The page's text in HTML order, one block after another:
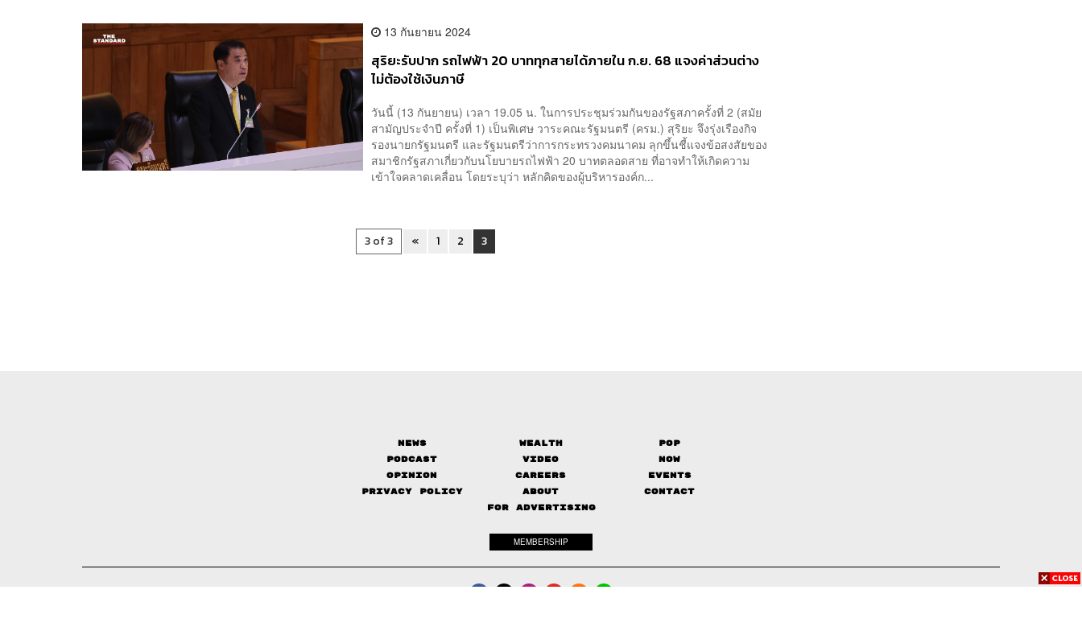
13 กันยายน 2024
สุริยะรับปาก รถไฟฟ้า 20 บาททุกสายได้ภายใน ก.ย. 68 แจงค่าส่วนต่าง
ไม่ต้องใช้เงินภาษี
วันนี้ (13 กันยายน) เวลา 19.05 น. ในการประชุมร่วมกันของรัฐสภาครั้งที่ 2 (สมัย
สามัญประจำปี ครั้งที่ 1) เป็นพิเศษ วาระคณะรัฐมนตรี (ครม.) สุริยะ จึงรุ่งเรืองกิจ
รองนายกรัฐมนตรี และรัฐมนตรีว่าการกระทรวงคมนาคม ลุกขึ้นชี้แจงข้อสงสัยของ
สมาชิกรัฐสภาเกี่ยวกับนโยบายรถไฟฟ้า 20 บาทตลอดสาย ที่อาจทำให้เกิดความ
เข้าใจคลาดเคลื่อน โดยระบุว่า หลักคิดของผู้บริหารองค์ก...
3 of 3 « 1 2 3
News Wealth
Pop
Podcast
Video
Now
Opinion
Careers
Events
Privacy Policy
About
Contact
FOR ADVERTISING
MEMBERSHIP